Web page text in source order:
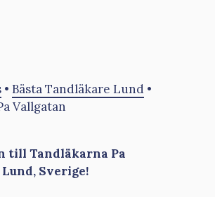
• Bästa Tandläkare Lund •
Vallgatan
till Tandläkarna Pa
Sverige!